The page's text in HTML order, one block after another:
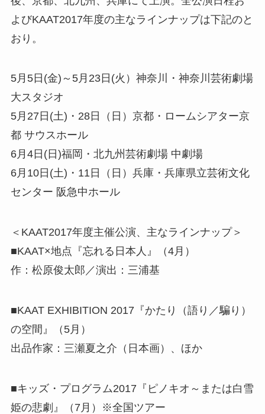
よびKAAT2017年度の主なラインナップは下記のと
おり。
5月5日(金)～5月23日(火）神奈川・神奈川芸術劇場
大スタジオ
5月27日(土)・28日（日）京都・ロームシアター京
都 サウスホール
6月4日(日)福岡・北九州芸術劇場 中劇場
6月10日(土)・11日（日）兵庫・兵庫県立芸術文化
センター 阪急中ホール
＜KAAT2017年度主催公演、主なラインナップ＞
■KAAT×地点『忘れる日本人』（4月）
作：松原俊太郎／演出：三浦基
■KAAT EXHIBITION 2017『かたり（語り／騙り）
の空間』（5月）
出品作家：三瀬夏之介（日本画）、ほか
■キッズ・プログラム2017『ピノキオ～または白雪
姫の悲劇』（7月）※全国ツアー